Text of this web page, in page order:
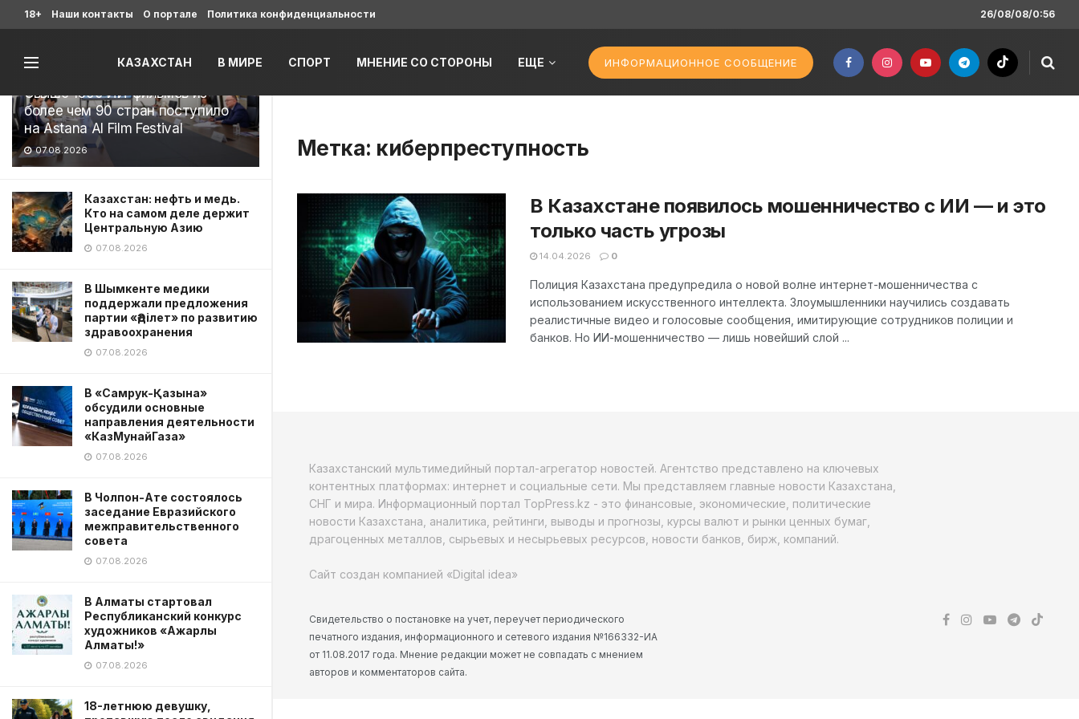
Последние
Свыше 1900 ИИ-фильмов из
более чем 90 стран поступило
на Astana AI Film Festival
07.08.2026
Казахстан: нефть и медь.
Кто на самом деле держит
Центральную Азию
07.08.2026
В Шымкенте медики
поддержали предложения
партии «Әділет» по развитию
здравоохранения
07.08.2026
В «Самрук-Қазына»
обсудили основные
направления деятельности
«КазМунайГаза»
07.08.2026
В Чолпон-Ате состоялось
заседание Евразийского
межправительственного
совета
07.08.2026
В Алматы стартовал
Республиканский конкурс
художников «Ажарлы
Алматы!»
07.08.2026
18-летнюю девушку,
18+ Наши контакты О портале Политика конфиденциальности 26/08/08/0:56
КАЗАХСТАН В МИРЕ СПОРТ МНЕНИЕ СО СТОРОНЫ ЕЩЕ ИНФОРМАЦИОННОЕ СООБЩЕНИЕ
Метка: киберпреступность
В Казахстане появилось мошенничество с ИИ — и это
только часть угрозы
14.04.2026 0
Полиция Казахстана предупредила о новой волне интернет-мошенничества с
использованием искусственного интеллекта. Злоумышленники научились создавать
реалистичные видео и голосовые сообщения, имитирующие сотрудников полиции и
банков. Но ИИ-мошенничество — лишь новейший слой ...
Казахстанский мультимедийный портал-агрегатор новостей. Агентство представлено на ключевых
контентных платформах: интернет и социальные сети. Мы представляем главные новости Казахстана,
СНГ и мира. Информационный портал TopPress.kz - это финансовые, экономические, политические
новости Казахстана, аналитика, рейтинги, выводы и прогнозы, курсы валют и рынки ценных бумаг,
драгоценных металлов, сырьевых и несырьевых ресурсов, новости банков, бирж, компаний.
Сайт создан компанией «Digital idea»
Свидетельство о постановке на учет, переучет периодического
печатного издания, информационного и сетевого издания №166332-ИА
от 11.08.2017 года. Мнение редакции может не совпадать с мнением
авторов и комментаторов сайта.